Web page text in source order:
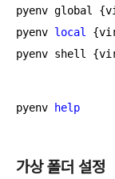
pyenv global
pyenv local
pyenv shell
pyenv help
가상 폴더 설정